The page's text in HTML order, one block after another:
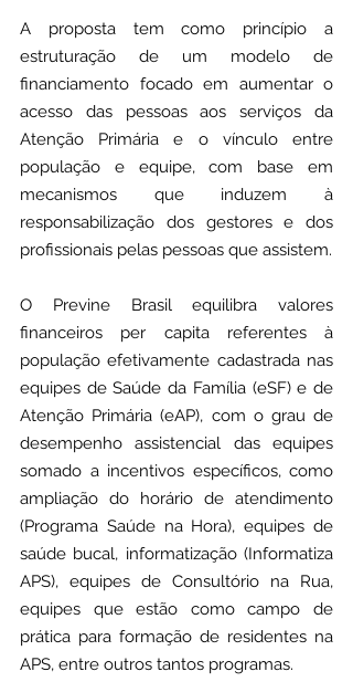
A proposta tem como princípio a
estruturação de um modelo de
financiamento focado em aumentar o
acesso das pessoas aos serviços da
Atenção Primária e o vínculo entre
população e equipe, com base em
mecanismos que induzem à
responsabilização dos gestores e dos
profissionais pelas pessoas que assistem.
O Previne Brasil equilibra valores
financeiros per capita referentes à
população efetivamente cadastrada nas
equipes de Saúde da Família (eSF) e de
Atenção Primária (eAP), com o grau de
desempenho assistencial das equipes
somado a incentivos específicos, como
ampliação do horário de atendimento
(Programa Saúde na Hora), equipes de
saúde bucal, informatização (Informatiza
APS), equipes de Consultório na Rua,
equipes que estão como campo de
prática para formação de residentes na
APS, entre outros tantos programas.